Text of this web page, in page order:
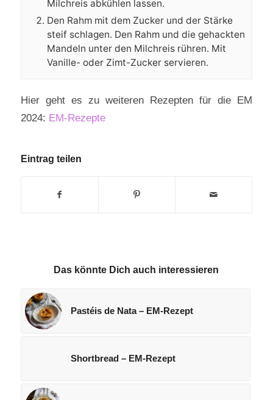
Milchreis abkühlen lassen.
Den Rahm mit dem Zucker und der Stärke
steif schlagen. Den Rahm und die gehackten
Mandeln unter den Milchreis rühren. Mit
Vanille- oder Zimt-Zucker servieren.
Hier geht es zu weiteren Rezepten für die EM
2024: EM-Rezepte
Eintrag teilen
Das könnte Dich auch interessieren
Pastéis de Nata – EM-Rezept
Shortbread – EM-Rezept